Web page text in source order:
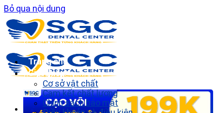
Bỏ qua nội dung
Trang chủ
Giới thiệu
Cơ sở vật chất
Cam kết chất lượng
Chính sách bảo mật